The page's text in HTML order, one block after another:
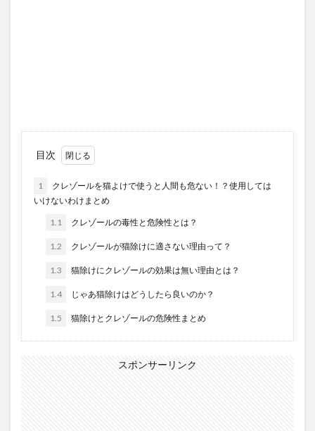
目次
1
クレゾールを猫よけで使うと人間も危ない！？使用しては
いけないわけまとめ
1.1 クレゾールの毒性と危険性とは？
1.2 クレゾールが猫除けに適さない理由って？
1.3 猫除けにクレゾールの効果は無い理由とは？
1.4 じゃあ猫除けはどうしたら良いのか？
1.5 猫除けとクレゾールの危険性まとめ
スポンサーリンク